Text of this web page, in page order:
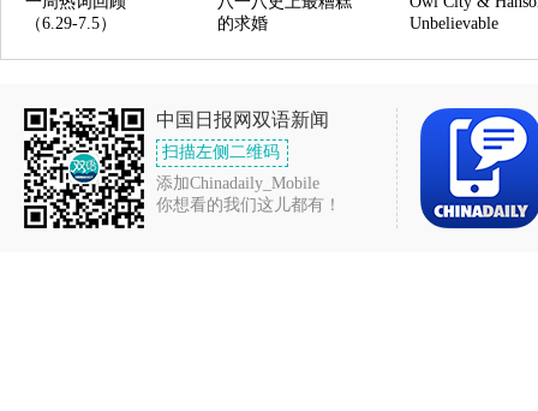
（6.29-7.5）
的求婚
Unbelievable
中国日报网双语新闻
扫描左侧二维码
添加Chinadaily_Mobile
你想看的我们这儿都有！